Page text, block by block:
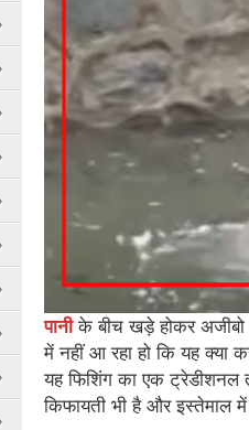
पानीके बीच खड़े होकर
में नहीं आ रहा हो कि यह क्या
यह फिशिंग का एक ट्रेडीशनल
किफायती भी है और इस्तेमाल